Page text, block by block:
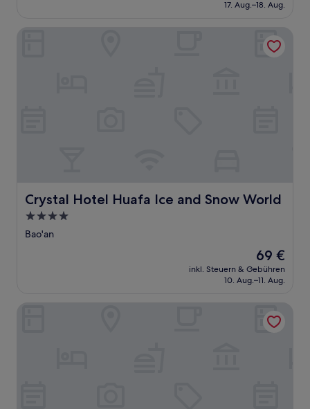
17. Aug.–18. Aug.
Crystal Hotel Huafa Ice and Snow World
Crystal Hotel Huafa Ice and Snow World
4.0-
Sterne-
Bao'an
Der
Preis
beträgt
69 €
inkl. Steuern & Gebühren
10. Aug.–11. Aug.